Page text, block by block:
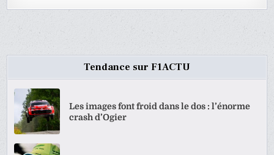
Tendance sur F1ACTU
Les images font froid dans le dos : l’énorme
crash d’Ogier